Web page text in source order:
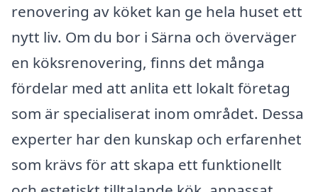
renovering av köket kan ge hela huset ett
nytt liv. Om du bor i Särna och överväger
en köksrenovering, finns det många
fördelar med att anlita ett lokalt företag
som är specialiserat inom området. Dessa
experter har den kunskap och erfarenhet
som krävs för att skapa ett funktionellt